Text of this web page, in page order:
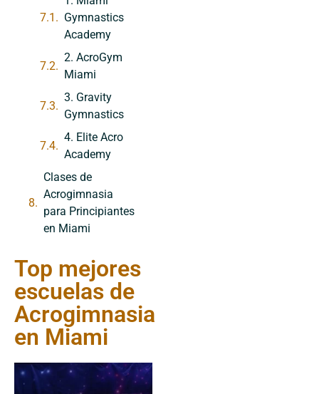
Gymnastics
Academy
2. AcroGym
Miami
3. Gravity
Gymnastics
4. Elite Acro
Academy
Clases de
Acrogimnasia
para Principiantes
en Miami
Top mejores
escuelas de
Acrogimnasia
en Miami